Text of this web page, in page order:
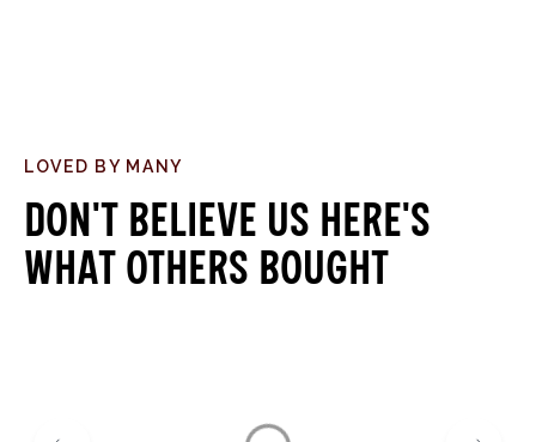
LOVED BY MANY
Don't believe us here's
what others bought